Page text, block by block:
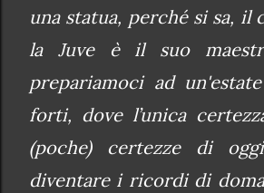
una statua, perché si sa, il
la Juve è il suo
prepariamoci ad
forti, dove l’unica
(poche) certezze di
diventare i ricordi di